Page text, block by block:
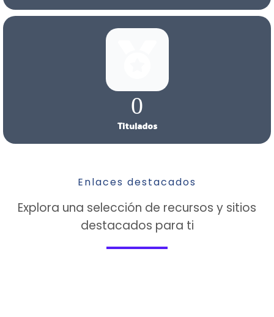
0
Titulados
Enlaces destacados
Explora una selección de recursos y sitios
destacados para ti